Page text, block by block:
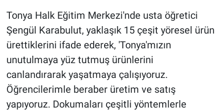
Tonya Halk Eğitim Merkezi'nde usta öğretici
Şengül Karabulut, yaklaşık 15 çeşit yöresel ürün
ürettiklerini ifade ederek, 'Tonya'mızın
unutulmaya yüz tutmuş ürünlerini
canlandırarak yaşatmaya çalışıyoruz.
Öğrencilerimle beraber üretim ve satış
yapıyoruz. Dokumaları çeşitli yöntemlerle